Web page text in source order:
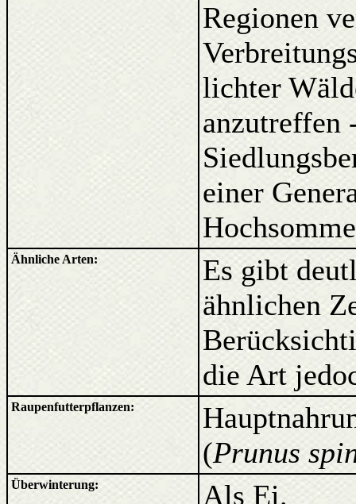
Regionen
lichter
anzutreffen
einer
Ähnliche Arten:
Es gibt
ähnlichen
die Art
Raupenfutterpflanzen:
(Prunus
Überwinterung: Als Ei.